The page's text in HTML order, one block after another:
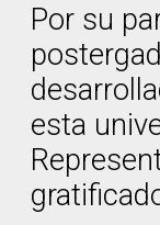
Por su
esta